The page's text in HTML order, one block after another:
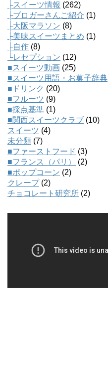
├スイーツ情報 (262)
├ブロガーさんご紹介 (1)
├大阪マラソン (8)
├美味スイーツまとめ (1)
├自作 (8)
└レセプション (12)
■スイーツ動画 (25)
■スイーツ用語・お菓子辞典
■ドリンク (20)
■フルーツ (9)
■採点基準 (1)
■関西スイーツクラブ (10)
スイーツ (4)
未分類 (7)
■ファーストフード (3)
■フランス（パリ）
(2)
■ポップコーン (2)
クレープ(2)
チョコレート研究所 (2)